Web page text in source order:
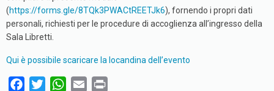
(https://forms.gle/8TQk3PWACtREETJk6), fornendo i propri dati
personali, richiesti per le procedure di accoglienza all’ingresso della
Sala Libretti.
Qui è possibile scaricare la locandina dell’evento
W